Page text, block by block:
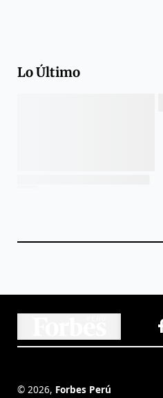
Lo Último
© 2026, Forbes Perú